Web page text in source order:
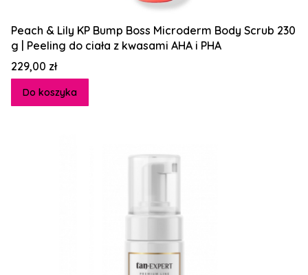
Peach & Lily KP Bump Boss Microderm Body Scrub 230
g | Peeling do ciała z kwasami AHA i PHA
Cena
229,00 zł
Do koszyka